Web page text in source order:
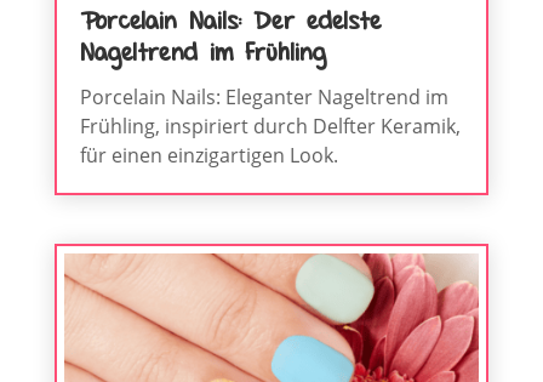
Porcelain Nails: Der edelste
Nageltrend im Frühling
Porcelain Nails: Eleganter Nageltrend im
Frühling, inspiriert durch Delfter Keramik,
für einen einzigartigen Look.